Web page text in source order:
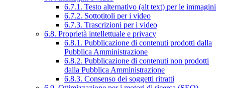
6.7.1. Testo alternativo (alt text) per le immagini
6.7.2. Sottotitoli per i video
6.7.3. Trascrizioni per i video
6.8. Proprietà intellettuale e privacy
6.8.1. Pubblicazione di contenuti prodotti dalla
Pubblica Amministrazione
6.8.2. Pubblicazione di contenuti non prodotti
dalla Pubblica Amministrazione
6.8.3. Consenso dei soggetti ritratti